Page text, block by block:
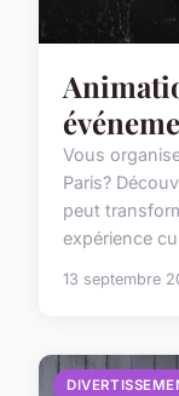
Vous
Paris?
peut
expérience
13 septembre